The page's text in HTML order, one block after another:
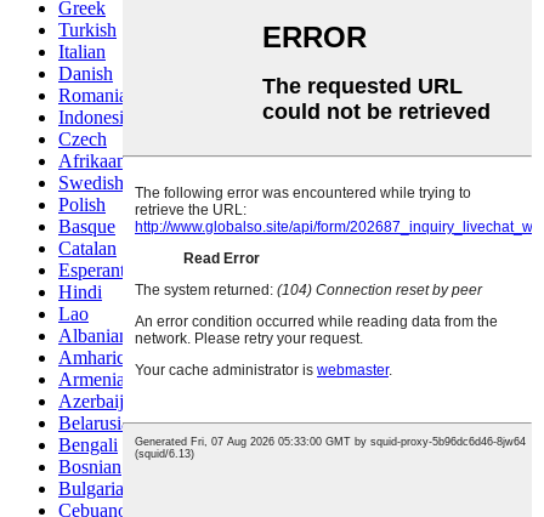
Greek
Turkish
Italian
Danish
Romanian
Indonesian
Czech
Afrikaans
Swedish
Polish
Basque
Catalan
Esperanto
Hindi
Lao
Albanian
Amharic
Armenian
Azerbaijani
Belarusian
Bengali
Bosnian
Bulgarian
Cebuano